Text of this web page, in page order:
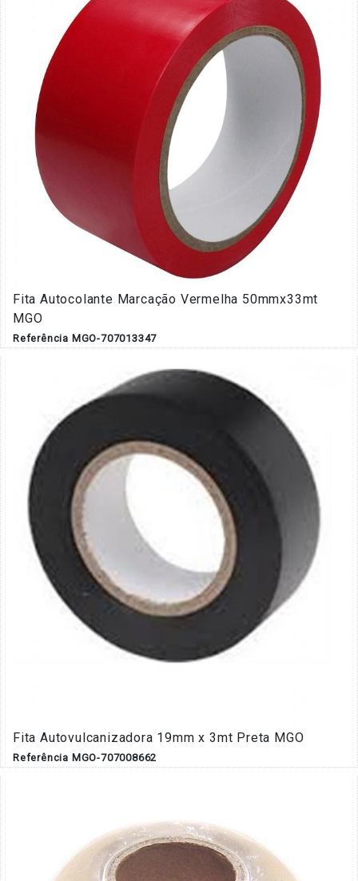
Fita Autocolante Marcação Vermelha 50mmx33mt
MGO
Referência MGO-707013347
Fita Autovulcanizadora 19mm x 3mt Preta MGO
Referência MGO-707008662